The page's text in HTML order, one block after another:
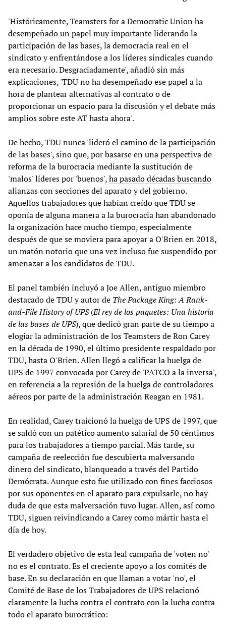
'Históricamente, Teamsters for a Democratic Union ha
desempeñado un papel muy importante liderando la
participación de las bases, la democracia real en el
sindicato y enfrentándose a los líderes sindicales cuando
era necesario. Desgraciadamente', añadió sin más
explicaciones, 'TDU no ha desempeñado ese papel a la
hora de plantear alternativas al contrato o de
proporcionar un espacio para la discusión y el debate más
amplios sobre este AT hasta ahora'.
De hecho, TDU nunca 'lideró el camino de la participación
de las bases', sino que, por basarse en una perspectiva de
reforma de la burocracia mediante la sustitución de
'malos' líderes por 'buenos',ha pasado décadas buscando
alianzas con secciones del aparato y del gobierno.
Aquellos trabajadores que habían creído que TDU se
oponía de alguna manera a la burocracia han abandonado
la organización hace mucho tiempo, especialmente
después de que se moviera para apoyar a O'Brien en 2018,
un matón notorio que una vez incluso fue suspendido por
amenazar a los candidatos de TDU.
El panel también incluyó a Joe Allen, antiguo miembro
destacado de TDU y autor de The Package King: A Rank-
and-File History of UPS(El rey de los paquetes: Una historia
de las bases de UPS), que dedicó gran parte de su tiempo a
elogiar la administración de los Teamsters de Ron Carey
en la década de 1990, el último presidente respaldado por
TDU, hasta O'Brien. Allen llegó a calificar la huelga de
UPS de 1997 convocada por Carey de 'PATCO a la inversa',
en referencia a la represión de la huelga de controladores
aéreos por parte de la administración Reagan en 1981.
En realidad, Carey traicionó la huelga de UPS de 1997, que
se saldó con un patético aumento salarial de 50 céntimos
para los trabajadores a tiempo parcial. Más tarde, su
campaña de reelección fue descubierta malversando
dinero del sindicato, blanqueado a través del Partido
Demócrata. Aunque esto fue utilizado con fines facciosos
por sus oponentes en el aparato para expulsarle, no hay
duda de que esta malversación tuvo lugar. Allen, así como
TDU, siguen reivindicando a Carey como mártir hasta el
día de hoy.
El verdadero objetivo de esta leal campaña de 'voten no'
no es el contrato. Es el creciente apoyo a los comités de
base. En su declaración en que llaman a votar 'no', el
Comité de Base de los Trabajadores de UPS relacionó
claramente la lucha contra el contrato con la lucha contra
todo el aparato burocrático: